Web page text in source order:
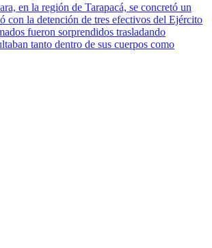
en la región de Tarapacá, se concretó un
con la detención de tres efectivos del Ejército
fueron sorprendidos trasladando
tanto dentro de sus cuerpos como